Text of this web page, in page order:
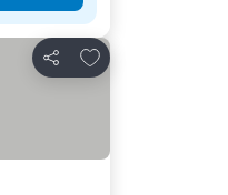
Partager
Ajouter à mes